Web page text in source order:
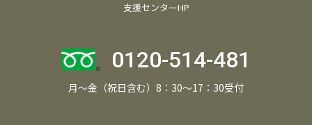
支援センターHP
0120-514-481
月～金（祝日含む）8：30～17：30受付